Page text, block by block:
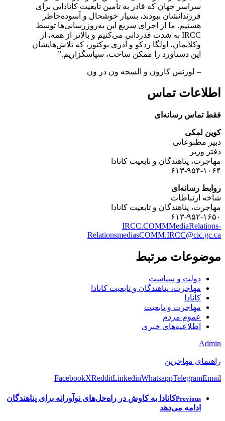
سراسر جهان که قادر به تأمین تابعیت کانادایی برای
فرزندانشان نبودند، بسیار خوشحال و آسوده‌خاطر
هستیم. ما از اجرای سریع این به‌روزرسانی‌ها توسط
IRCC به شدت قدردانی می‌کنیم و بالاتر از همه، از
وکلایمان، اولگا ردکو و آدری بوکتور، که تلاش‌هایشان
این دستاورد را ممکن ساخت، سپاسگزاریم.”
– لورنس کارون و السجه ون در ون
اطلاعات تماس
فقط تماس رسانه‌ای
کوین لمکی
دبیر مطبوعاتی
دفتر وزیر
مهاجرت، پناهندگان و تابعیت کانادا
۶۱۳-۹۵۴-۱۰۶۴
روابط رسانه‌ای
شاخه ارتباطات
مهاجرت، پناهندگان و تابعیت کانادا
۶۱۳-۹۵۲-۱۶۵۰
IRCC.COMMMediaRelations-
RelationsmediasCOMM.IRCC@cic.gc.ca
موضوعات مرتبط
دولت و سیاست
مهاجرت، پناهندگان و تابعیت کانادا
کانادا
مهاجرت و تابعیت
عموم مردم
اطلاعیه‌های خبری
Admin
راهنمای مهاجرین
FacebookXRedditLinkedinWhatsappTelegramEmail
Previousکانادا به کاوش در راه‌حل‌های نوآورانه برای پناهندگان
ادامه می‌دهد